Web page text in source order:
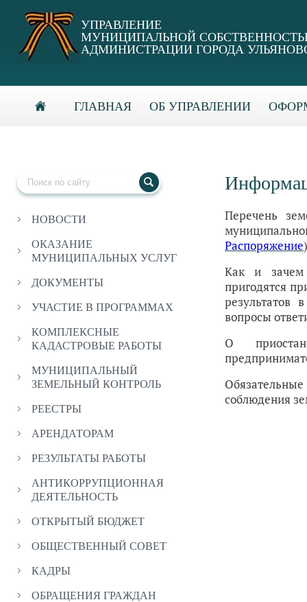
УПРАВЛЕНИЕ
МУНИЦИПАЛЬНОЙ
АДМИНИСТРАЦИИ ГОРОДА
ГЛАВНАЯ ОБ УПРАВЛЕНИИ
НОВОСТИ
ОКАЗАНИЕ
МУНИЦИПАЛЬНЫХ УСЛУГ
ДОКУМЕНТЫ
УЧАСТИЕ В ПРОГРАММАХ
КОМПЛЕКСНЫЕ
КАДАСТРОВЫЕ РАБОТЫ
МУНИЦИПАЛЬНЫЙ
ЗЕМЕЛЬНЫЙ КОНТРОЛЬ
РЕЕСТРЫ
АРЕНДАТОРАМ
РЕЗУЛЬТАТЫ РАБОТЫ
АНТИКОРРУПЦИОННАЯ
ДЕЯТЕЛЬНОСТЬ
ОТКРЫТЫЙ БЮДЖЕТ
ОБЩЕСТВЕННЫЙ СОВЕТ
КАДРЫ
ОБРАЩЕНИЯ ГРАЖДАН
Перечень
Распоряжение)
Как и зачем
пригодятся
результатов
вопросы
О
соблюдения